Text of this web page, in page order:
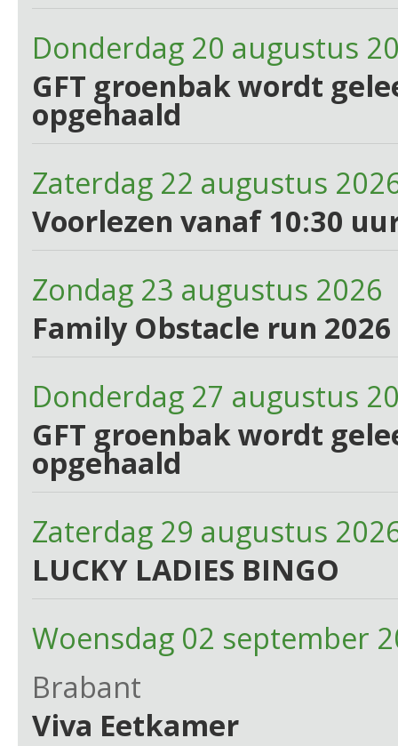
Donderdag 20 augustus
GFT groenbak wordt
opgehaald
Zaterdag 22 augustus
Voorlezen vanaf 10:30
Zondag 23 augustus
Family Obstacle run 2026
Donderdag 27 augustus
GFT groenbak wordt
opgehaald
Zaterdag 29 augustus
LUCKY LADIES BINGO
Woensdag 02 september
Brabant
Viva Eetkamer